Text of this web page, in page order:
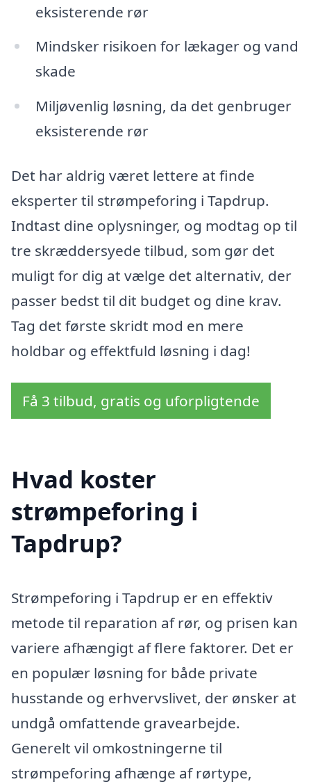
eksisterende rør
Mindsker risikoen for lækager og vand
skade
Miljøvenlig løsning, da det genbruger
eksisterende rør
Det har aldrig været lettere at finde
eksperter til strømpeforing i Tapdrup.
Indtast dine oplysninger, og modtag op til
tre skræddersyede tilbud, som gør det
muligt for dig at vælge det alternativ, der
passer bedst til dit budget og dine krav.
Tag det første skridt mod en mere
holdbar og effektfuld løsning i dag!
Få 3 tilbud, gratis og uforpligtende
Hvad koster
strømpeforing i
Tapdrup?
Strømpeforing i Tapdrup er en effektiv
metode til reparation af rør, og prisen kan
variere afhængigt af flere faktorer. Det er
en populær løsning for både private
husstande og erhvervslivet, der ønsker at
undgå omfattende gravearbejde.
Generelt vil omkostningerne til
strømpeforing afhænge af rørtype,